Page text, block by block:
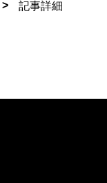
> 記事詳細